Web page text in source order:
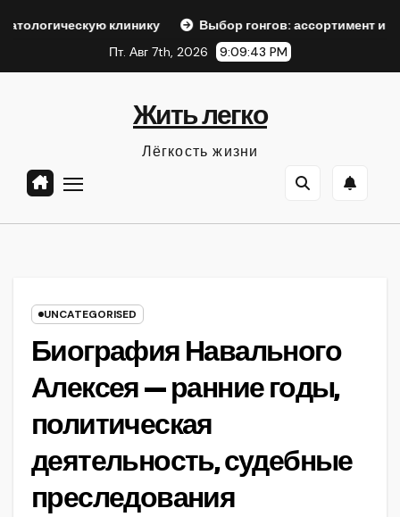
клинику
Выбор гонгов: ассортимент и
Пт. Авг 7th, 2026
9:09:44 PM
Жить легко
Лёгкость жизни
UNCATEGORISED
Биография Навального
Алексея — ранние годы,
политическая
деятельность, судебные
преследования